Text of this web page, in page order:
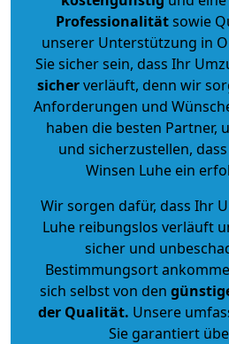
Professionalitätsowie
unserer Unterstützung in
Sie sicher sein, dass Ihr
sicherverläuft, denn wir
Anforderungen und
haben die besten Partner,
und sicherzustellen,
Winsen Luhe ein
Wir sorgen dafür, dass Ihr
Luhe reibungslos verläuft
sicher und
Bestimmungsort
sich selbst von den
der Qualität. Unsere
Sie garantiert